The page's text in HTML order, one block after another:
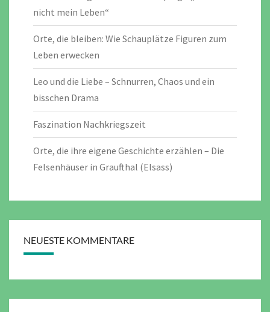
nicht mein Leben“
Orte, die bleiben: Wie Schauplätze Figuren zum
Leben erwecken
Leo und die Liebe – Schnurren, Chaos und ein
bisschen Drama
Faszination Nachkriegszeit
Orte, die ihre eigene Geschichte erzählen – Die
Felsenhäuser in Graufthal (Elsass)
NEUESTE KOMMENTARE